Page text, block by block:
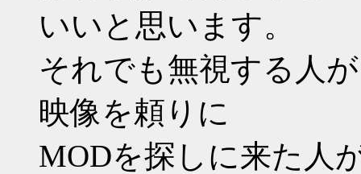
いいと思います。
それでも無視する人
映像を頼りに
MODを探しに来た人